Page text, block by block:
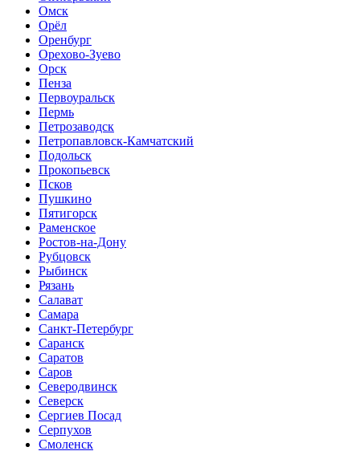
Омск
Орёл
Оренбург
Орехово-Зуево
Орск
Пенза
Первоуральск
Пермь
Петрозаводск
Петропавловск-Камчатский
Подольск
Прокопьевск
Псков
Пушкино
Пятигорск
Раменское
Ростов-на-Дону
Рубцовск
Рыбинск
Рязань
Салават
Самара
Санкт-Петербург
Саранск
Саратов
Саров
Северодвинск
Северск
Сергиев Посад
Серпухов
Смоленск